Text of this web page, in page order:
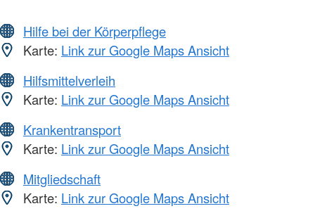
Hilfe bei der Körperpflege
Karte: Link zur Google Maps Ansicht
Hilfsmittelverleih
Karte: Link zur Google Maps Ansicht
Krankentransport
Karte: Link zur Google Maps Ansicht
Mitgliedschaft
Karte: Link zur Google Maps Ansicht